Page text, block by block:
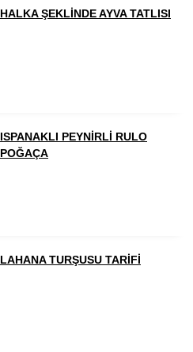
HALKA ŞEKLİNDE AYVA TATLISI
ISPANAKLI PEYNİRLİ RULO
POĞAÇA
LAHANA TURŞUSU TARİFİ